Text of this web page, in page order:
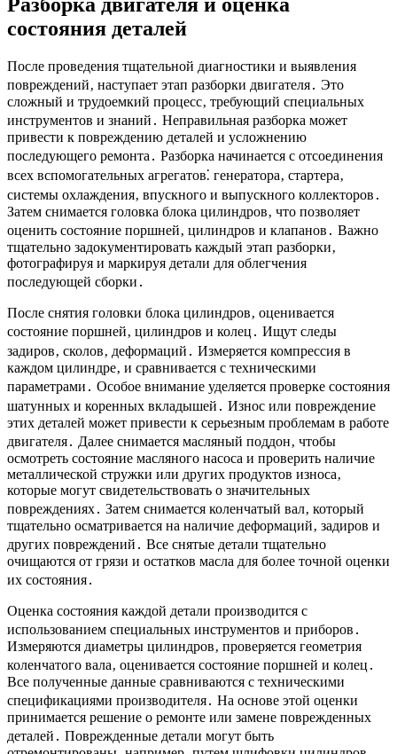
состояния деталей
После проведения тщательной диагностики и выявления
повреждений‚ наступает этап разборки двигателя․ Это
сложный и трудоемкий процесс‚ требующий специальных
инструментов и знаний․ Неправильная разборка может
привести к повреждению деталей и усложнению
последующего ремонта․ Разборка начинается с отсоединения
всех вспомогательных агрегатов⁚ генератора‚ стартера‚
системы охлаждения‚ впускного и выпускного коллекторов․
Затем снимается головка блока цилиндров‚ что позволяет
оценить состояние поршней‚ цилиндров и клапанов․ Важно
тщательно задокументировать каждый этап разборки‚
фотографируя и маркируя детали для облегчения
последующей сборки․
После снятия головки блока цилиндров‚ оценивается
состояние поршней‚ цилиндров и колец․ Ищут следы
задиров‚ сколов‚ деформаций․ Измеряется компрессия в
каждом цилиндре‚ и сравнивается с техническими
параметрами․ Особое внимание уделяется проверке состояния
шатунных и коренных вкладышей․ Износ или повреждение
этих деталей может привести к серьезным проблемам в работе
двигателя․ Далее снимается масляный поддон‚ чтобы
осмотреть состояние масляного насоса и проверить наличие
металлической стружки или других продуктов износа‚
которые могут свидетельствовать о значительных
повреждениях․ Затем снимается коленчатый вал‚ который
тщательно осматривается на наличие деформаций‚ задиров и
других повреждений․ Все снятые детали тщательно
очищаются от грязи и остатков масла для более точной оценки
их состояния․
Оценка состояния каждой детали производится с
использованием специальных инструментов и приборов․
Измеряются диаметры цилиндров‚ проверяется геометрия
коленчатого вала‚ оценивается состояние поршней и колец․
Все полученные данные сравниваются с техническими
спецификациями производителя․ На основе этой оценки
принимается решение о ремонте или замене поврежденных
деталей․ Поврежденные детали могут быть